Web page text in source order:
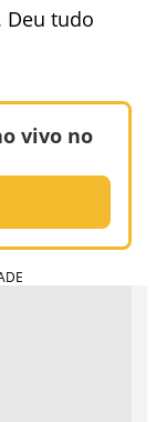
Deu tudo
vivo no